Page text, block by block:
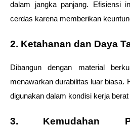
dalam jangka panjang. Efisiensi
cerdas karena memberikan
2. Ketahanan dan Daya
Dibangun dengan material
menawarkan durabilitas luar biasa.
digunakan dalam kondisi kerja
3. Kemudahan